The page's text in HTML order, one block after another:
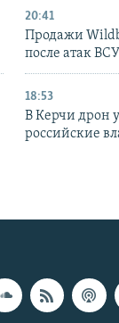
20:41
Продажи
после атак
18:53
В Керчи дрон
российские